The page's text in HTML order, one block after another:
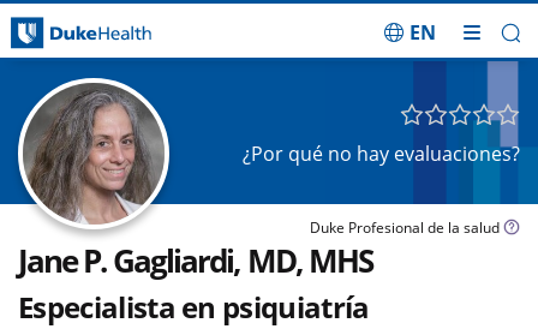
EN
¿Por qué no hay evaluaciones?
Duke Profesional de la salud
Jane P. Gagliardi, MD, MHS
Especialista en psiquiatría